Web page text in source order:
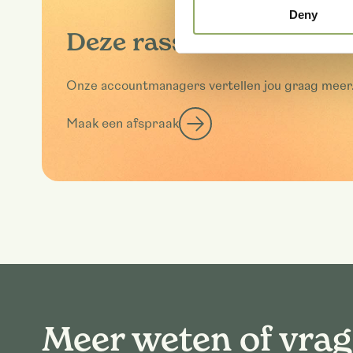
Deny
Deze rassen in het echt
Onze accountmanagers vertellen jou graag
Maak een afspraak
Meer weten of